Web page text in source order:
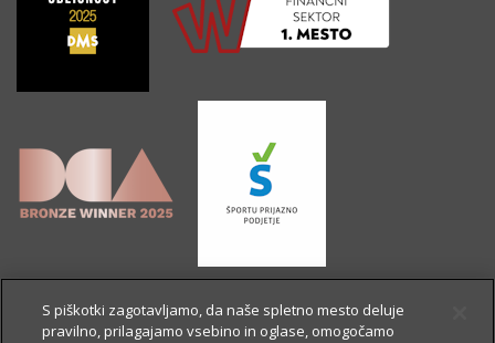
S piškotki zagotavljamo, da naše spletno mesto deluje
pravilno, prilagajamo vsebino in oglase, omogočamo